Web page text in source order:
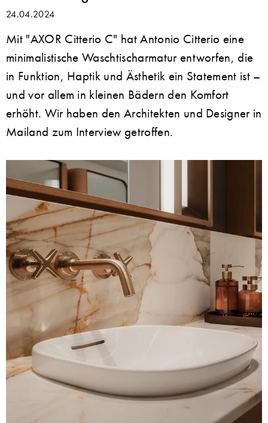
24.04.2024
Mit "AXOR Citterio C" hat Antonio Citterio eine
minimalistische Waschtischarmatur entworfen, die
in Funktion, Haptik und Ästhetik ein Statement ist –
und vor allem in kleinen Bädern den Komfort
erhöht. Wir haben den Architekten und Designer in
Mailand zum Interview getroffen.